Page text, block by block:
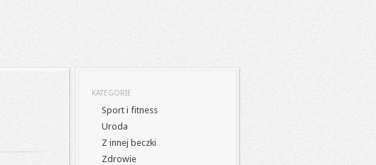
KATEGORIE
Sport i fitness
Uroda
Z innej beczki
Zdrowie